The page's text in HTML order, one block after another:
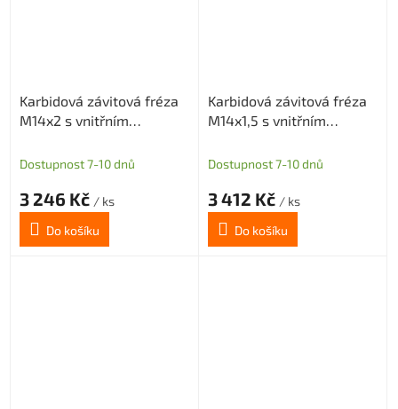
Karbidová závitová fréza
M14x2 s vnitřním
Dostupnost 7-10 dnů
3 246 Kč / ks
Do košíku
Karbidová závitová fréza
M14x1,5 s vnitřním
Dostupnost 7-10 dnů
3 412 Kč / ks
Do košíku